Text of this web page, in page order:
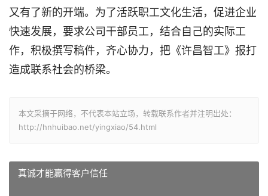
又有了新的开端。为了活跃职工文化生活，促进企业
快速发展，要求公司干部员工，结合自己的实际工
作，积极撰写稿件，齐心协力，把《许昌智工》报打
造成联系社会的桥梁。
本文采摘于网络，不代表本站立场，转载联系作者并注明出处：
http://hnhuibao.net/yingxiao/54.html
真诚才能赢得客户信任